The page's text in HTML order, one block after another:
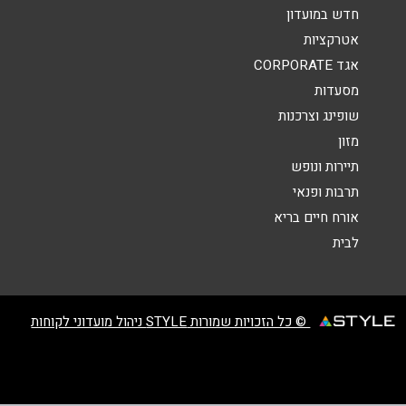
אנא חזרו אלי בקשר ל...
הודעה
חדש במועדון
אטרקציות
אגד CORPORATE
מסעדות
שופינג וצרכנות
מזון
תיירות ונופש
תרבות ופנאי
אורח חיים בריא
לבית
© כל הזכויות שמורות STYLE ניהול מועדוני לקוחות